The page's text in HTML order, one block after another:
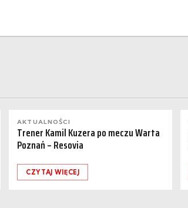
AKTUALNOŚCI
Trener Kamil Kuzera po meczu Warta
Poznań – Resovia
CZYTAJ WIĘCEJ